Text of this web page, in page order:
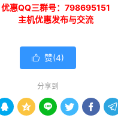
优惠QQ三群号：798695151
主机优惠发布与交流
 赞(4)
分享到
     